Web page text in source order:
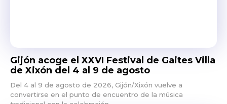
Gijón acoge el XXVI Festival de Gaites Villa
de Xixón del 4 al 9 de agosto
Del 4 al 9 de agosto de 2026, Gijón/Xixón vuelve a
convertirse en el punto de encuentro de la música